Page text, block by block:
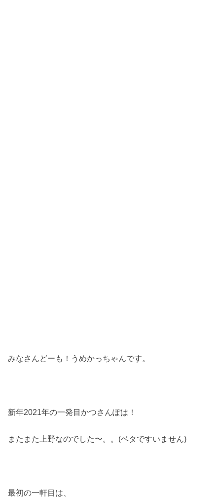
みなさんどーも！うめかっちゃんです。
新年2021年の一発目かつさんぽは！
またまた上野なのでした〜。。(ベタですいません)
最初の一軒目は、